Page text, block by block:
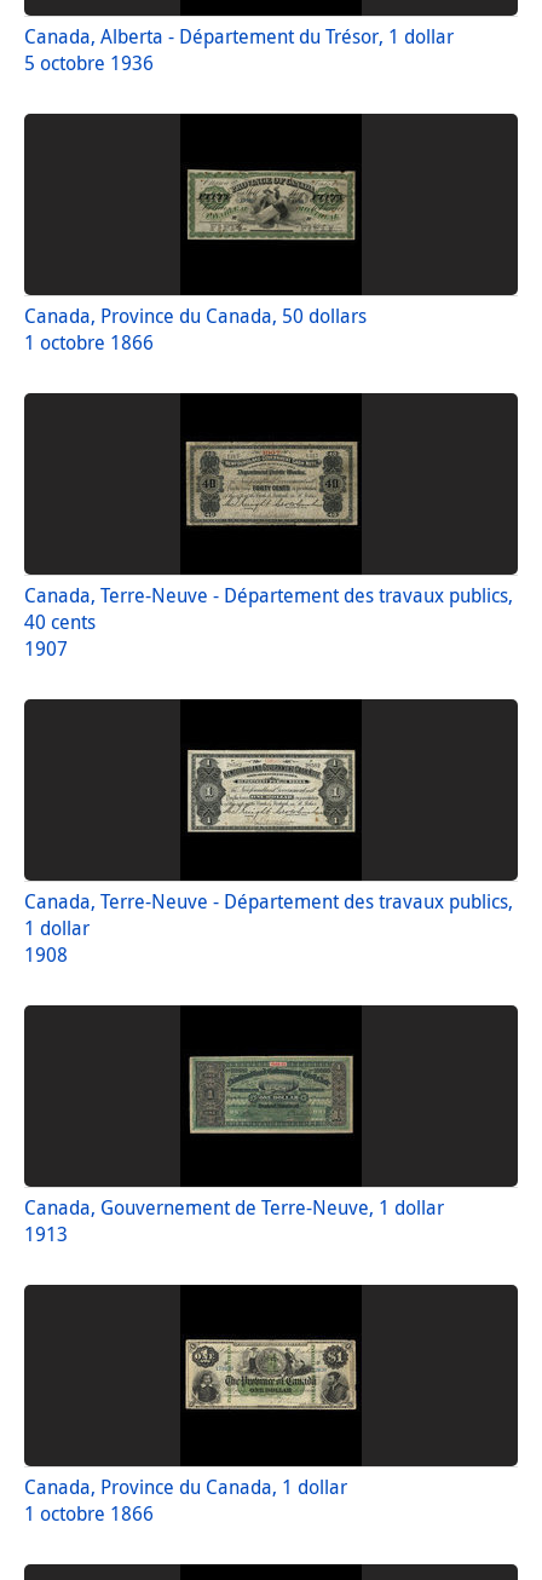
Canada, Alberta - Département du Trésor, 1 dollar
5 octobre 1936
Canada, Province du Canada, 50 dollars
1 octobre 1866
Canada, Terre-Neuve - Département des travaux publics,
40 cents
1907
Canada, Terre-Neuve - Département des travaux publics,
1 dollar
1908
Canada, Gouvernement de Terre-Neuve, 1 dollar
1913
Canada, Province du Canada, 1 dollar
1 octobre 1866